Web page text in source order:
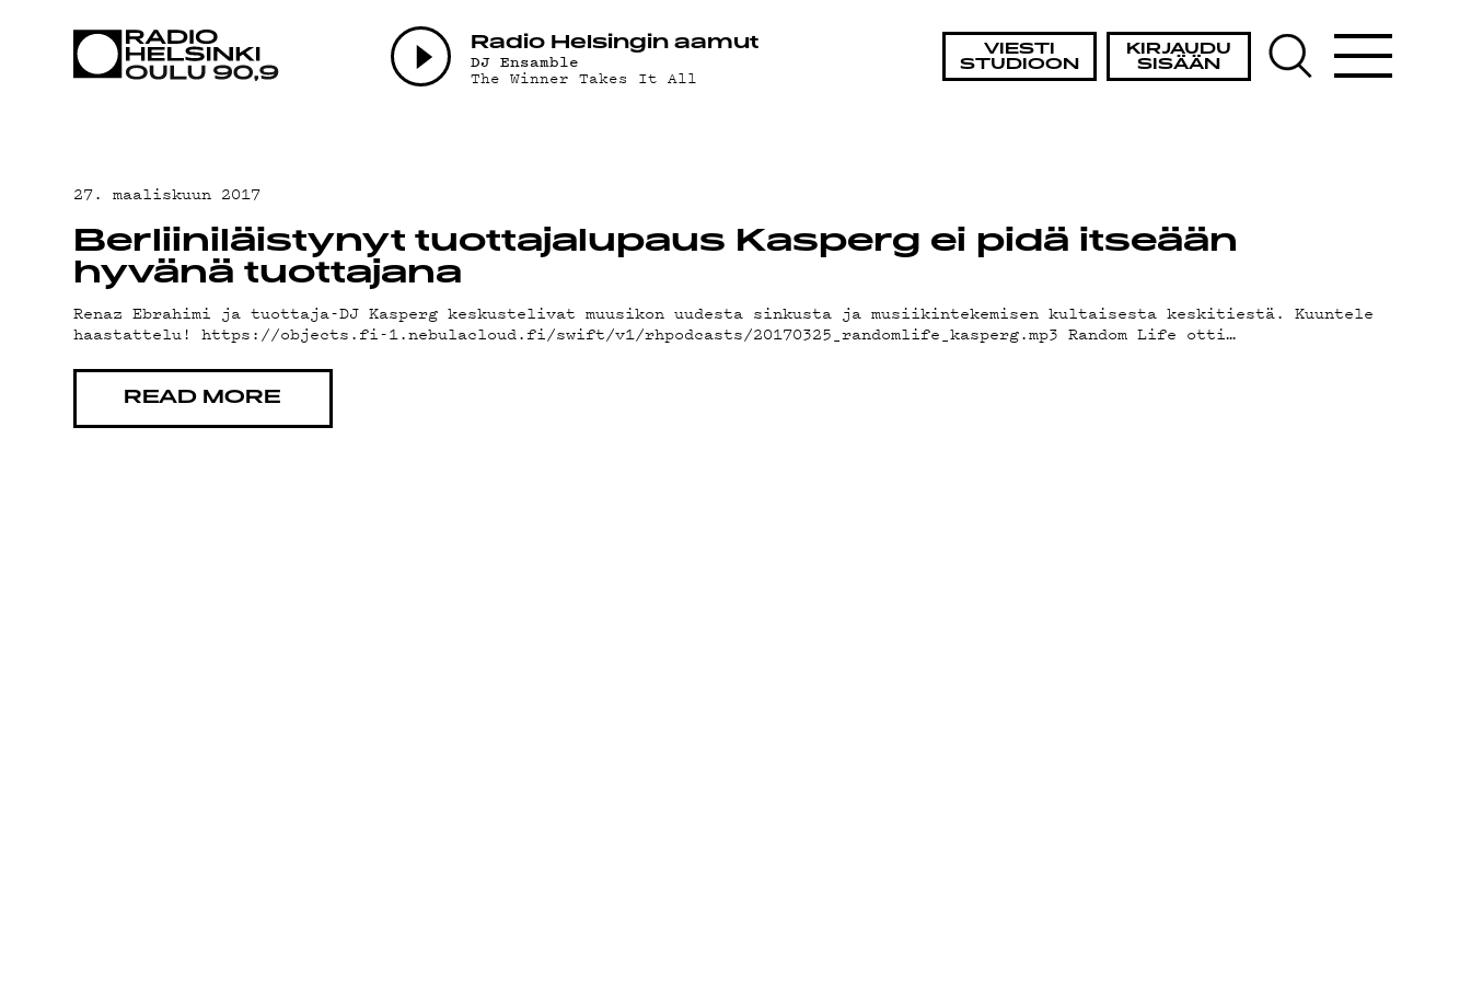
VIESTI
STUDIOON
KIRJAUDU
SISÄÄN
Radio Helsingin aamut
DJ Ensamble
The Winner Takes It All
AJANKOHTAISTA
TEKIJÄT
ON-DEMAND
PODCAST
MAINOSTA
27. maaliskuun 2017
Berliiniläistynyt tuottajalupaus Kasperg ei pidä itseään
hyvänä tuottajana
Renaz Ebrahimi ja tuottaja-DJ Kasperg keskustelivat muusikon uudesta sinkusta ja musiikintekemisen kultaisesta keskitiestä. Kuuntele
haastattelu! https://objects.fi-1.nebulacloud.fi/swift/v1/rhpodcasts/20170325_randomlife_kasperg.mp3 Random Life otti…
READ MORE